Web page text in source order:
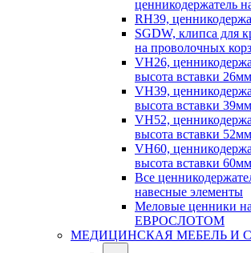
ценникодержатель
RH39,
SGDW, клипса для
на проволочных
VH26,
высота вставки 26мм
VH39,
высота вставки 39мм
VH52,
высота вставки 52мм
VH60,
высота вставки 60мм
Все
навесные элементы
Меловые ценники
ЕВРОСЛОТОМ
МЕДИЦИНСКАЯ МЕБЕЛЬ И